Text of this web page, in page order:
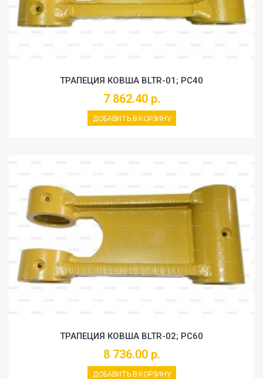
ТРАПЕЦИЯ КОВША BLTR-01; PC40
7 862.40 р.
ДОБАВИТЬ В КОРЗИНУ
ТРАПЕЦИЯ КОВША BLTR-02; PC60
8 736.00 р.
ДОБАВИТЬ В КОРЗИНУ